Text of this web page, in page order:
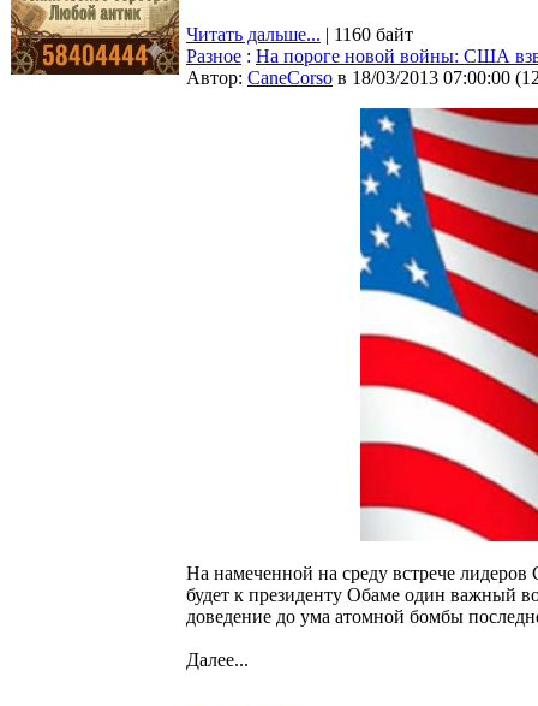
Читать дальше... | 1160 байт
Разное : На пороге новой войны: США
Автор: CaneCorso в 18/03/2013 07:00:00 (
На намеченной на среду встрече
будет к президенту Обаме один важный
доведение до ума атомной бомбы
Далее...